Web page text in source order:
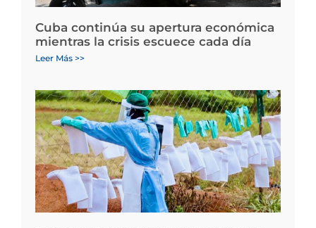
Cuba continúa su apertura económica
mientras la crisis escuece cada día
Leer Más >>